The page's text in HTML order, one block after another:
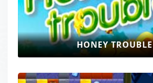
HONEY TROUBLE